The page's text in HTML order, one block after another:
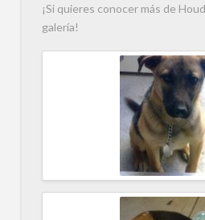
¡Si quieres conocer más de
galería!